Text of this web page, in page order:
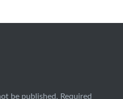
be published. Required